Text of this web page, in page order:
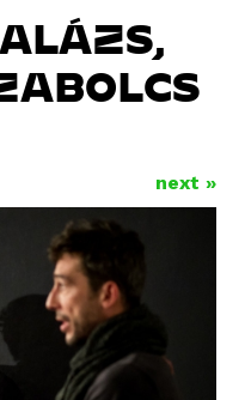
next »